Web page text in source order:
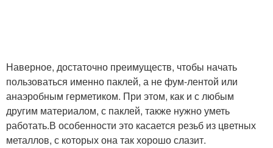
Наверное, достаточно преимуществ, чтобы начать
пользоваться именно паклей, а не фум-лентой или
анаэробным герметиком. При этом, как и с любым
другим материалом, с паклей, также нужно уметь
работать.В особенности это касается резьб из цветных
металлов, с которых она так хорошо слазит.